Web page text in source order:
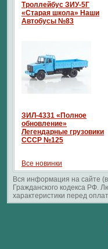
Троллейбус ЗИУ-5Г
«Старая школа» Наши
Автобусы №83
ЗИЛ-4331 «Полное
обновление»
Легендарные грузовики
СССР №125
Все новинки
Вся информация на сайте
Гражданского кодекса РФ.
характеристики перед